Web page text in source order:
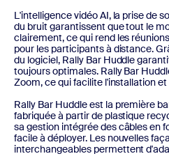
L'intelligence vidéo AI, la prise de
du bruit garantissent que tout le
clairement, ce qui rend les
pour les participants à distance.
du logiciel, Rally Bar Huddle
toujours optimales. Rally Bar
Zoom, ce qui facilite l'installation
Rally Bar Huddle est la première
fabriquée à partir de plastique
sa gestion intégrée des câbles en
facile à déployer. Les nouvelles
interchangeables permettent